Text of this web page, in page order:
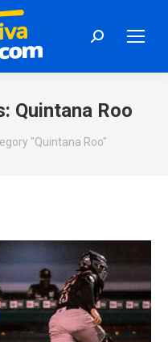
Search:
Quintana Roo
"Quintana Roo"